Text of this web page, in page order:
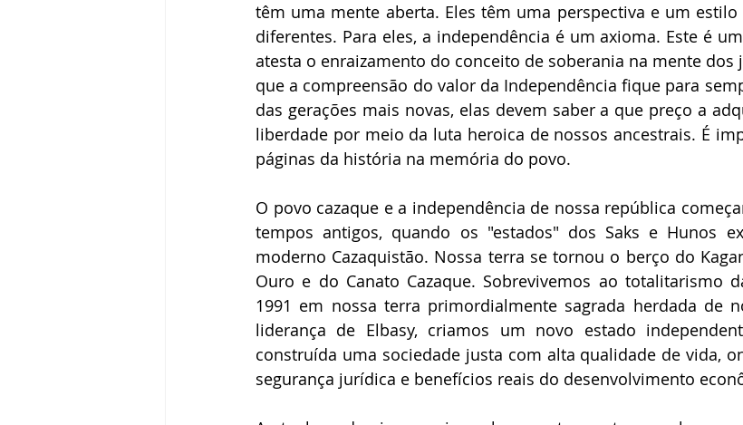
têm uma mente aberta. Eles têm uma perspectiva e um
diferentes. Para eles, a independência é um axioma. Este é
atesta o enraizamento do conceito de soberania na mente dos
que a compreensão do valor da Independência fique para
das gerações mais novas, elas devem saber a que preço a
liberdade por meio da luta heroica de nossos ancestrais. É
páginas da história na memória do povo.
O povo cazaque e a independência de nossa república
tempos antigos, quando os "estados" dos Saks e Hunos
moderno Cazaquistão. Nossa terra se tornou o berço do
Ouro e do Canato Cazaque. Sobrevivemos ao totalitarismo
1991 em nossa terra primordialmente sagrada herdada de
liderança de Elbasy, criamos um novo estado
construída uma sociedade justa com alta qualidade de vida,
segurança jurídica e benefícios reais do desenvolvimento